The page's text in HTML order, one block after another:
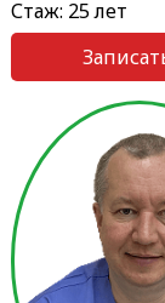
Стаж: 25 лет